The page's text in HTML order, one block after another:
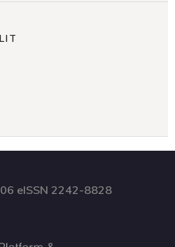
eISSN 2242-8828